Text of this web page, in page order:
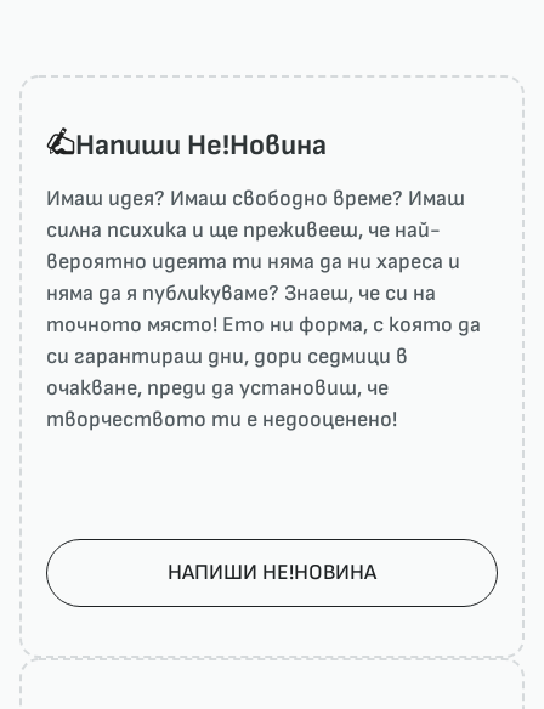
Напиши He!Новина
Имаш идея? Имаш свободно време? Имаш
силна психика и ще преживееш, че най-
вероятно идеята ти няма да ни харесa и
няма да я публикуваме? Знаеш, че си на
точното място! Ето ни форма, с която да
си гарантираш дни, дори седмици в
очакване, преди да установиш, че
творчеството ти е недооценено!
НАПИШИ НЕ!НОВИНА